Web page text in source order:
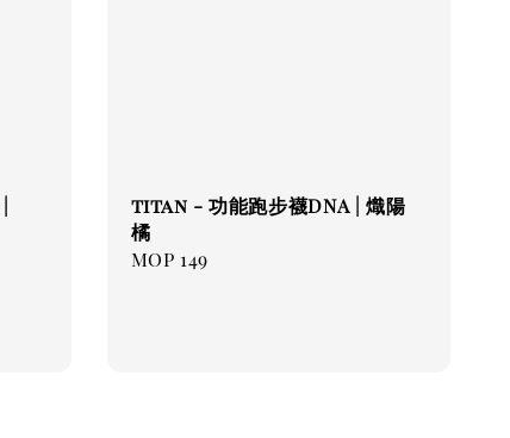
titan - 功能跑步襪DNA | 熾陽
橘
Regular
MOP 149